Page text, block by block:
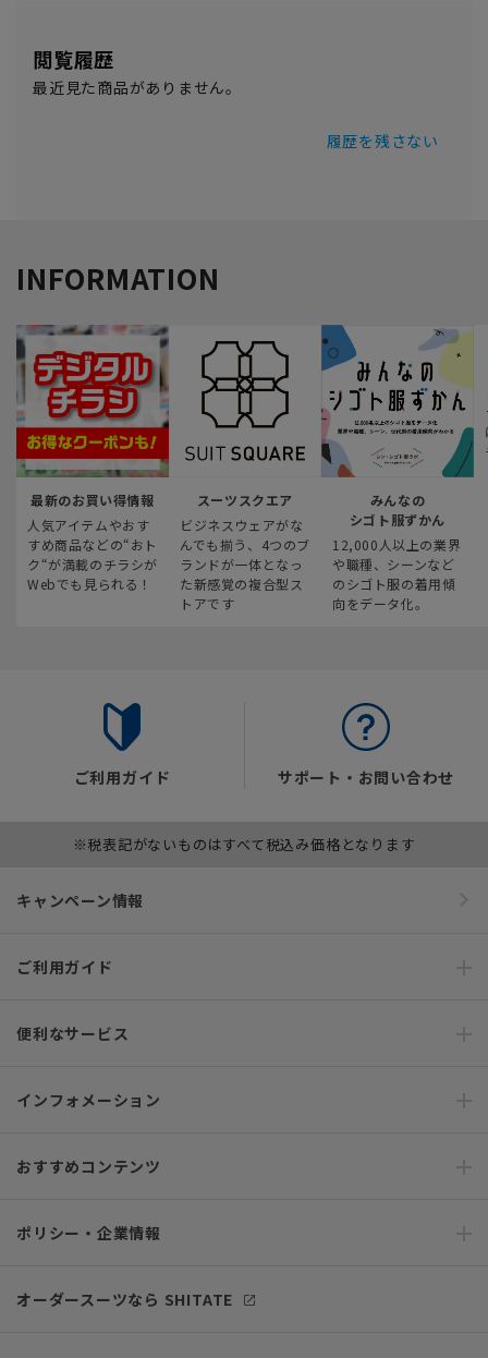
閲覧履歴
最近見た商品がありません。
履歴を残さない
INFORMATION
最新のお買い得情報
人気アイテムやおす
すめ商品などの“おト
ク“が満載のチラシが
Webでも見られる！
スーツスクエア
ビジネスウェアがな
んでも揃う、4つのブ
ランドが一体となっ
た新感覚の複合型ス
トアです
みんなの
シゴト服ずかん
12,000人以上の業界
や職種、シーンなど
のシゴト服の着用傾
向をデータ化。
ご利用ガイド サポート・お問い合わせ
※税表記がないものはすべて税込み価格となります
キャンペーン情報
ご利用ガイド
便利なサービス
インフォメーション
おすすめコンテンツ
ポリシー・企業情報
オーダースーツなら SHITATE